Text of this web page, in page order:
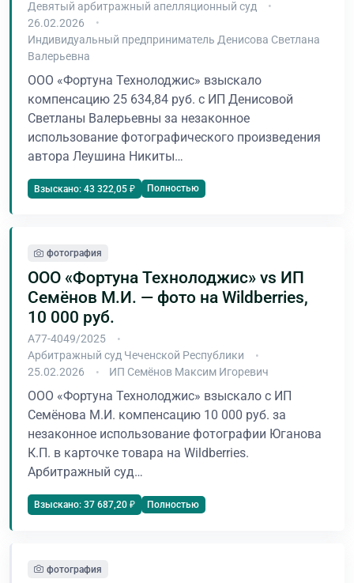
Девятый арбитражный апелляционный суд
26.02.2026
Индивидуальный предприниматель Денисова Светлана
Валерьевна
ООО «Фортуна Технолоджис» взыскало
компенсацию 25 634,84 руб. с ИП Денисовой
Светланы Валерьевны за незаконное
использование фотографического произведения
автора Леушина Никиты…
Взыскано: 43 322,05 ₽ Полностью
фотография
ООО «Фортуна Технолоджис» vs ИП
Семёнов М.И. — фото на Wildberries,
10 000 руб.
А77-4049/2025
Арбитражный суд Чеченской Республики
25.02.2026
ИП Семёнов Максим Игоревич
ООО «Фортуна Технолоджис» взыскало с ИП
Семёнова М.И. компенсацию 10 000 руб. за
незаконное использование фотографии Юганова
К.П. в карточке товара на Wildberries.
Арбитражный суд…
Взыскано: 37 687,20 ₽ Полностью
фотография